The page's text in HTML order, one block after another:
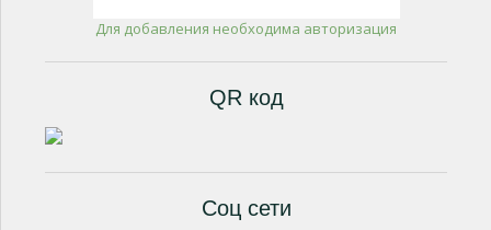
Для добавления необходима авторизация
QR код
Соц сети